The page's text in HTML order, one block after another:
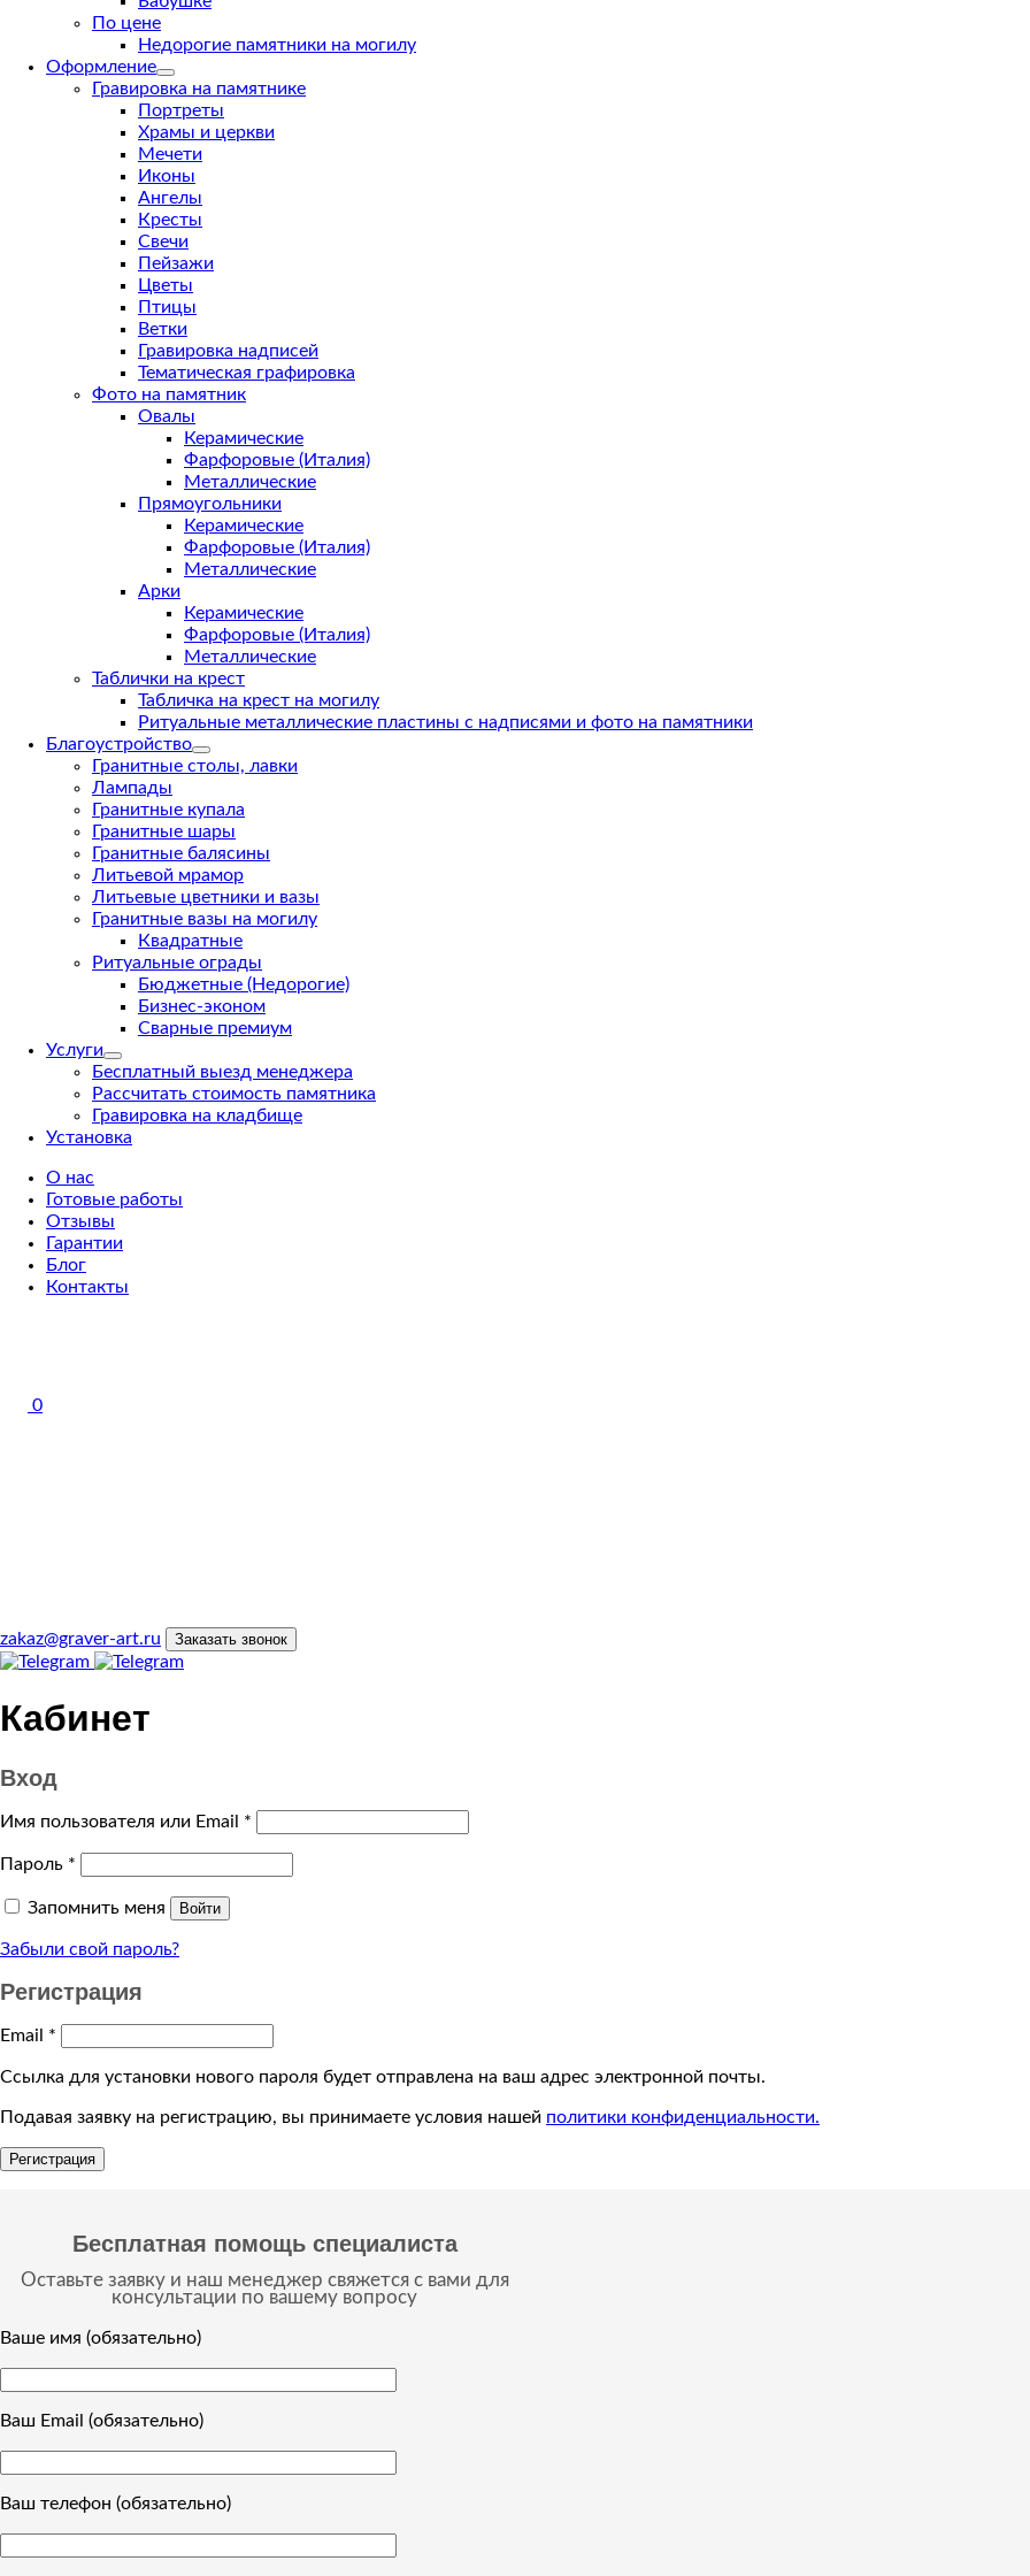
По цене
Недорогие памятники на могилу
Оформление
Гравировка на памятнике
Портреты
Храмы и церкви
Мечети
Иконы
Ангелы
Кресты
Свечи
Пейзажи
Цветы
Птицы
Ветки
Гравировка надписей
Тематическая графировка
Фото на памятник
Овалы
Керамические
Фарфоровые (Италия)
Металлические
Прямоугольники
Керамические
Фарфоровые (Италия)
Металлические
Арки
Керамические
Фарфоровые (Италия)
Металлические
Таблички на крест
Табличка на крест на могилу
Ритуальные металлические пластины с надписями и фото на памятники
Благоустройство
Гранитные столы, лавки
Лампады
Гранитные купала
Гранитные шары
Гранитные балясины
Литьевой мрамор
Литьевые цветники и вазы
Гранитные вазы на могилу
Квадратные
Ритуальные ограды
Бюджетные (Недорогие)
Бизнес-эконом
Сварные премиум
Услуги
Бесплатный выезд менеджера
Рассчитать стоимость памятника
Гравировка на кладбище
Установка
О нас
Готовые работы
Отзывы
Гарантии
Блог
Контакты
0
zakaz@graver-art.ru Заказать звонок
Кабинет
Вход
Имя пользователя или Email *
Пароль *
Запомнить меня Войти
Забыли свой пароль?
Регистрация
Email *
Ссылка для установки нового пароля будет отправлена ​​на ваш адрес электронной почты.
Подавая заявку на регистрацию, вы принимаете условия нашей политики конфиденциальности.
Регистрация
Бесплатная помощь специалиста
Оставьте заявку и наш менеджер свяжется с вами для
консультации по вашему вопросу
Ваше имя (обязательно)
Ваш Email (обязательно)
Ваш телефон (обязательно)